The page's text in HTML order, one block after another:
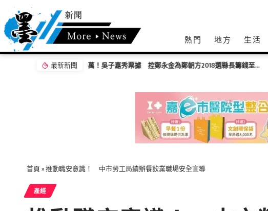
熱門 地方 生活
最新新聞
首頁 »推動職安意識！ 中市勞工局續辦餐飲業職場安全宣導
產經